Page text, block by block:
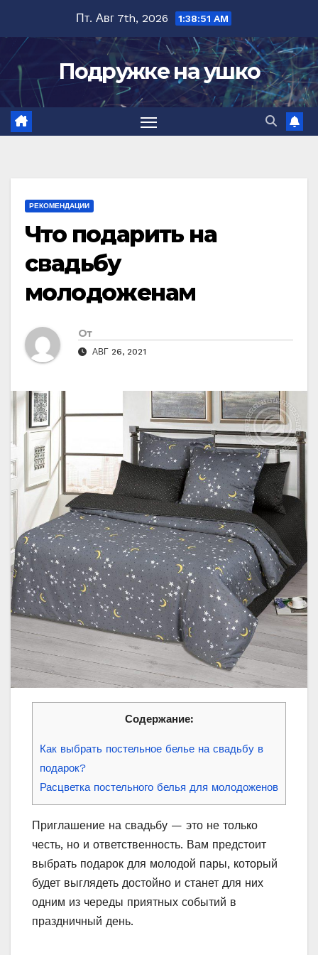
содержимому
Пт. Авг 7th, 2026 1:38:52 AM
Подружке на ушко
РЕКОМЕНДАЦИИ
Что подарить на
свадьбу
молодоженам
От
АВГ 26, 2021
Содержание:
Как выбрать постельное белье на свадьбу в
подарок?
Расцветка постельного белья для молодоженов
Приглашение на свадьбу — это не только
честь, но и ответственность. Вам предстоит
выбрать подарок для молодой пары, который
будет выглядеть достойно и станет для них
одним из череды приятных событий в
праздничный день.